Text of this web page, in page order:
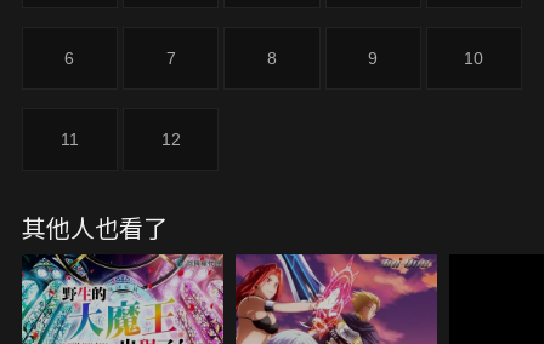
他擊退。
6 7 8 9 10
11 12
其他人也看了